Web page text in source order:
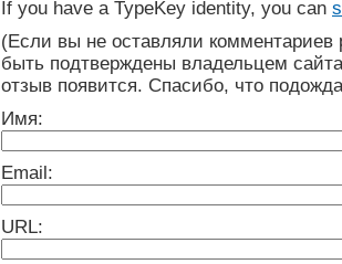
If you have a TypeKey identity, you can
(Если вы не оставляли
быть подтверждены владельцем
отзыв появится. Спасибо, что
Имя:
Email:
URL: